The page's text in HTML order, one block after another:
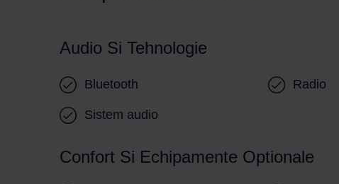
Audio Si Tehnologie
Bluetooth Radio
Sistem audio
Confort Si Echipamente Optionale